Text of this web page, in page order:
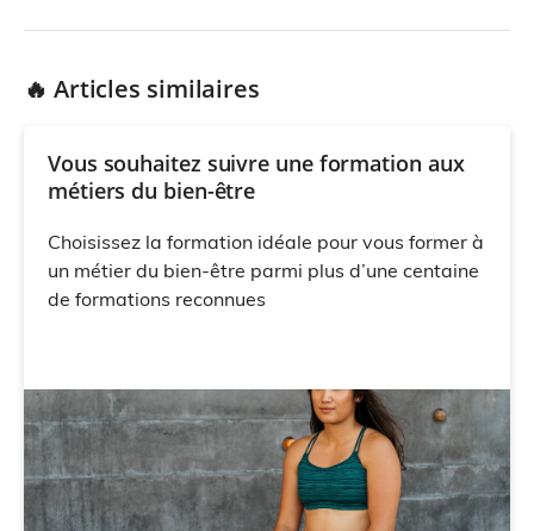
🔥 Articles similaires
Vous souhaitez suivre une formation aux
métiers du bien-être
Choisissez la formation idéale pour vous former à
un métier du bien-être parmi plus d’une centaine
de formations reconnues